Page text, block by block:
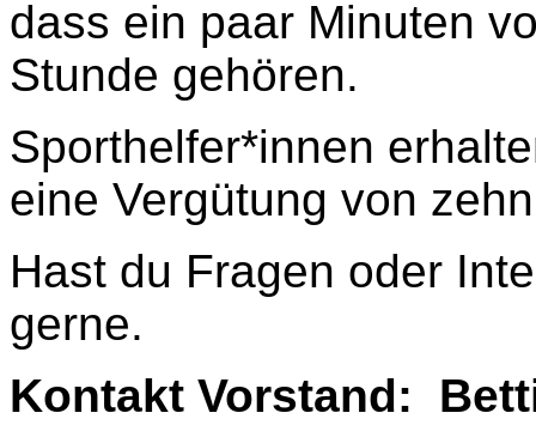
dass ein paar Minuten
Stunde gehören.
Sporthelfer*innen
eine Vergütung von
Hast du Fragen oder
gerne.
Kontakt Vorstand: